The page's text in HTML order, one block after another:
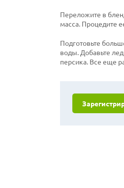
Переложите в
масса. Процедите
Подготовьте
воды. Добавьте
персика. Все еще